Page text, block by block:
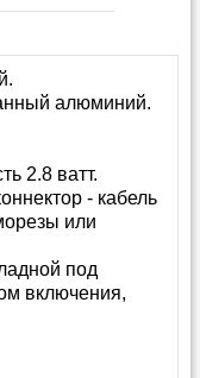
алюминий.
2.8 ватт.
- кабель
или
под
включения,